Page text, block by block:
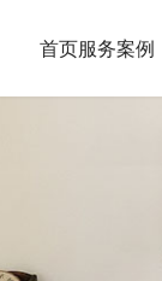
首页服务案例